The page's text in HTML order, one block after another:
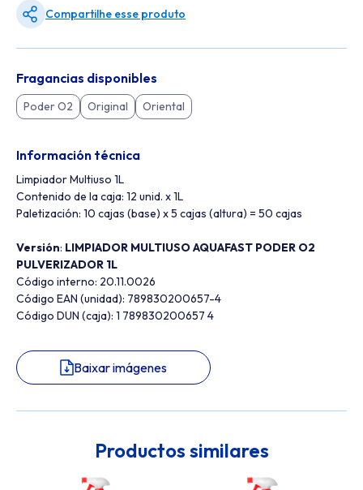
Compartilhe esse produto
Fragancias disponibles
Poder O2 Original Oriental
Información técnica
Limpiador Multiuso 1L
Contenido de la caja: 12 unid. x 1L
Paletización: 10 cajas (base) x 5 cajas (altura) = 50 cajas
Versión: LIMPIADOR MULTIUSO AQUAFAST PODER O2
PULVERIZADOR 1L
Código interno: 20.11.0026
Código EAN (unidad): 789830200657-4
Código DUN (caja): 1 789830200657 4
Baixar imágenes
Productos similares